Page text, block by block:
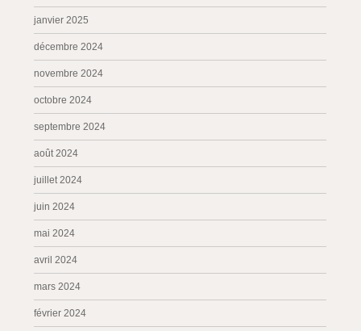
janvier 2025
décembre 2024
novembre 2024
octobre 2024
septembre 2024
août 2024
juillet 2024
juin 2024
mai 2024
avril 2024
mars 2024
février 2024